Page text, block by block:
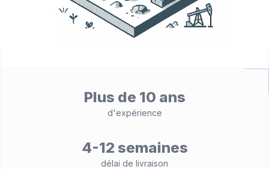
Plus de 10 ans
d'expérience
4-12 semaines
délai de livraison